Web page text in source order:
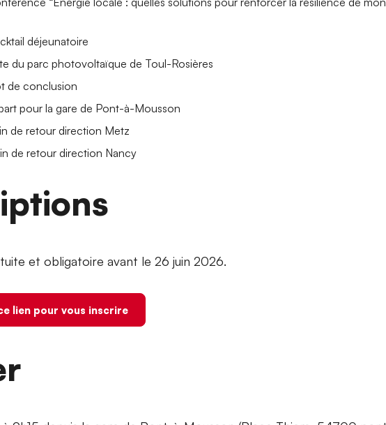
déjeunatoire
du parc photovoltaïque de Toul-Rosières
de conclusion
pour la gare de Pont-à-Mousson
de retour direction Metz
de retour direction Nancy
et obligatoire avant le 26 juin 2026.
lien pour vous inscrire